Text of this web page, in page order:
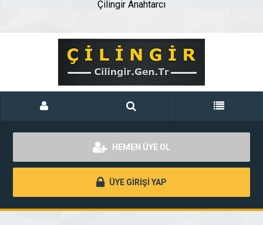
Çilingir Anahtarcı
HEMEN ÜYE OL
ÜYE GİRİŞİ YAP